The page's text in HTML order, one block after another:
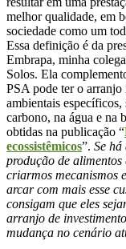
melhor qualidade, em
sociedade como um
Essa definição é da
Embrapa, minha
Solos. Ela
PSA pode ter o
ambientais
carbono, na água e na
obtidas na publicação “
ecossistêmicos”. Se
produção de
criarmos mecanismos
arcar com mais esse
consigam que eles
arranjo de
mudança no cenário